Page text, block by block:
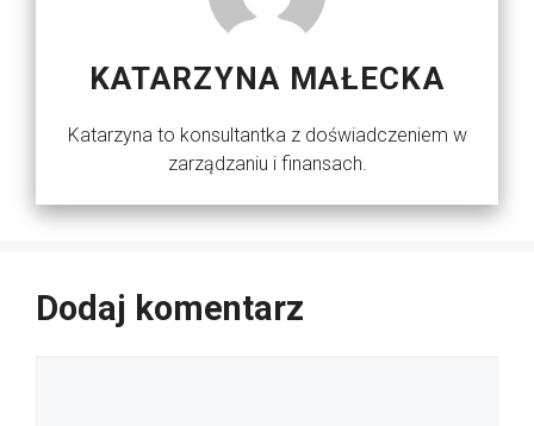
KATARZYNA MAŁECKA
Katarzyna to konsultantka z doświadczeniem w
zarządzaniu i finansach.
Dodaj komentarz